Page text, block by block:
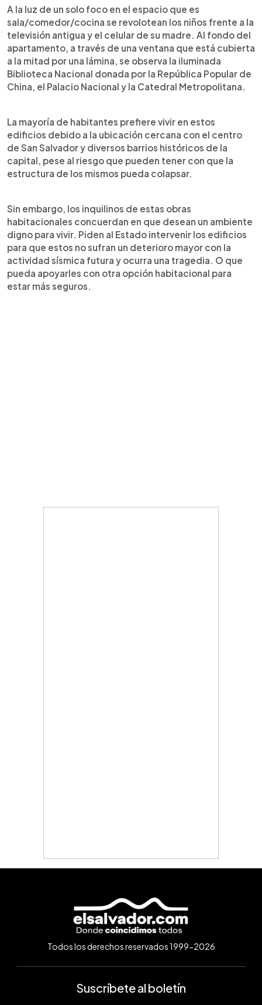
A la luz de un solo foco en el espacio que es
sala/comedor/cocina se revolotean los niños frente a la
televisión antigua y el celular de su madre. Al fondo del
apartamento, a través de una ventana que está cubierta
a la mitad por una lámina, se observa la iluminada
Biblioteca Nacional donada por la República Popular de
China, el Palacio Nacional y la Catedral Metropolitana.
La mayoría de habitantes prefiere vivir en estos
edificios debido a la ubicación cercana con el centro
de San Salvador y diversos barrios históricos de la
capital, pese al riesgo que pueden tener con que la
estructura de los mismos pueda colapsar.
Sin embargo, los inquilinos de estas obras
habitacionales concuerdan en que desean un ambiente
digno para vivir. Piden al Estado intervenir los edificios
para que estos no sufran un deterioro mayor con la
actividad sísmica futura y ocurra una tragedia. O que
pueda apoyarles con otra opción habitacional para
estar más seguros.
Todos los derechos reservados 1999-2026
Suscríbete al boletín